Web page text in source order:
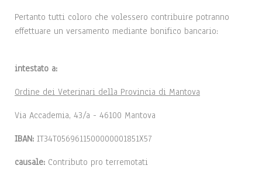
Pertanto tutti coloro che volessero contribuire potranno
effettuare un versamento mediante bonifico bancario:
intestato a:
Ordine dei Veterinari della Provincia di Mantova
Via Accademia, 43/a - 46100 Mantova
IBAN: IT34T0569611500000001851X57
causale: Contributo pro terremotati